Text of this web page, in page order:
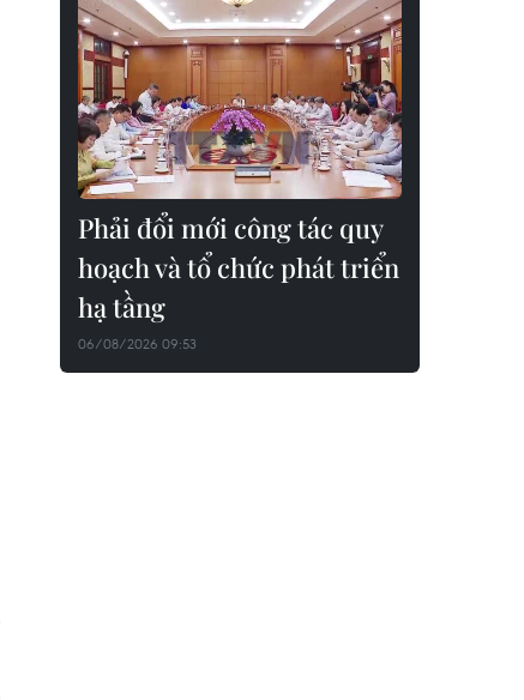
Phải đổi mới công tác quy
hoạch và tổ chức phát triển
hạ tầng
06/08/2026 09:53